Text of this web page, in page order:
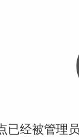
已经被管理